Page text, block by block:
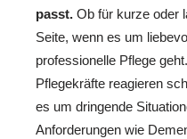
passt. Ob für kurze oder
Seite, wenn es um
professionelle Pflege
Pflegekräfte reagieren
es um dringende
Anforderungen wie